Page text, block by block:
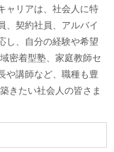
ャリアは、社会人に特
、契約社員、アルバイ
し、自分の経験や希望
密着型塾、家庭教師セ
や講師など、職種も豊
きたい社会人の皆さま